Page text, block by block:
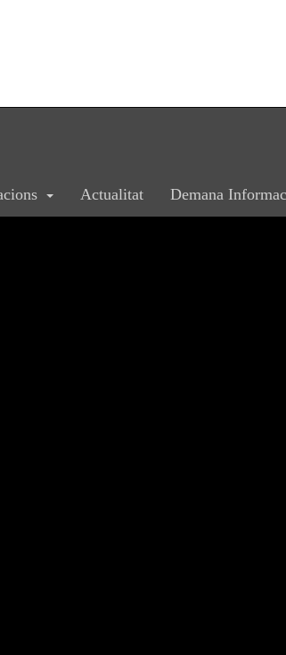
Actualitat Demana